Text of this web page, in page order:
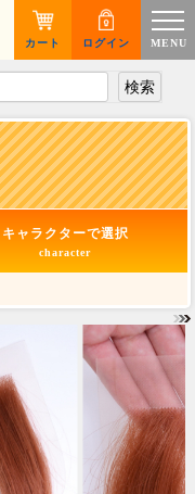
MENU
ログイン
カート
キャラクターで選択
character